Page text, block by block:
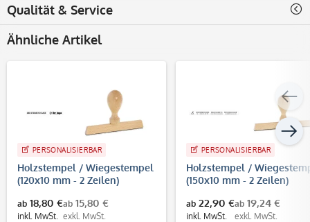
Qualität & Service
Ähnliche Artikel
PERSONALISIERBAR
Holzstempel / Wiegestempel
(120x10 mm - 2 Zeilen)
ab 18,80 €
inkl. MwSt.
ab 15,80 €
exkl. MwSt.
PERSONALISIERBAR
Holzstempel /
(150x10 mm - 2 Zeilen)
ab 22,90 €
inkl. MwSt.
ab 19,24 €
exkl. MwSt.